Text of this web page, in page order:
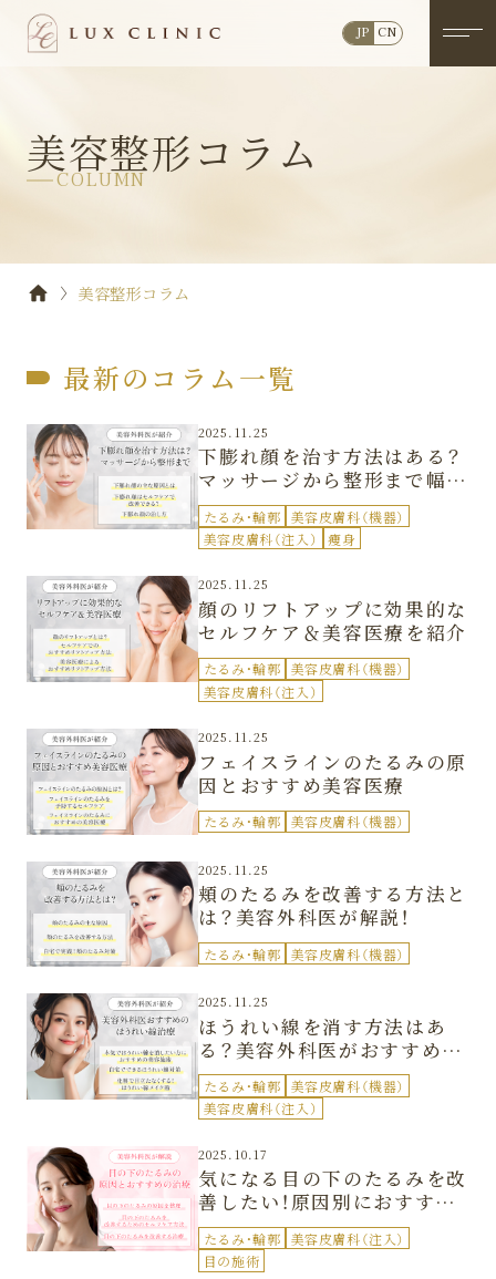
JP CN
美容整形コラム
COLUMN
美容整形コラム
最新のコラム一覧
2025.11.25
下膨れ顔を治す方法はある？
マッサージから整形まで幅広
く紹介
たるみ・輪郭 美容皮膚科（機器）
美容皮膚科（注入）
痩身
2025.11.25
顔のリフトアップに効果的な
セルフケア＆美容医療を紹介
たるみ・輪郭 美容皮膚科（機器）
美容皮膚科（注入）
2025.11.25
フェイスラインのたるみの原
因とおすすめ美容医療
たるみ・輪郭 美容皮膚科（機器）
2025.11.25
頬のたるみを改善する方法と
は？美容外科医が解説！
たるみ・輪郭 美容皮膚科（機器）
2025.11.25
ほうれい線を消す方法はあ
る？美容外科医がおすすめ治
療を紹介
たるみ・輪郭 美容皮膚科（機器）
美容皮膚科（注入）
2025.10.17
気になる目の下のたるみを改
善したい！原因別におすすめ
の治療を紹介
たるみ・輪郭 美容皮膚科（注入）
目の施術